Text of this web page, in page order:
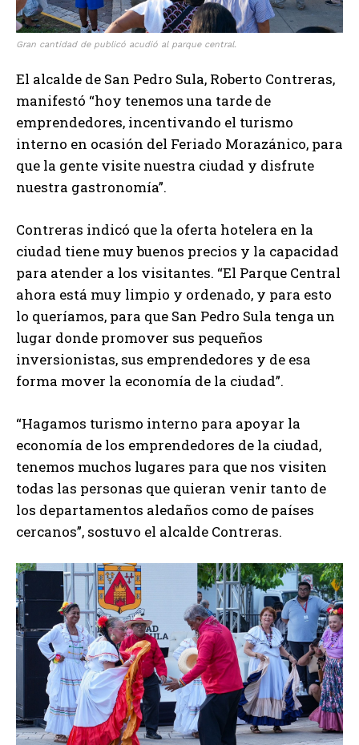
Gran cantidad de publicó acudió al parque central.
El alcalde de San Pedro Sula, Roberto Contreras,
manifestó “hoy tenemos una tarde de
emprendedores, incentivando el turismo
interno en ocasión del Feriado Morazánico, para
que la gente visite nuestra ciudad y disfrute
nuestra gastronomía”.
Contreras indicó que la oferta hotelera en la
ciudad tiene muy buenos precios y la capacidad
para atender a los visitantes. “El Parque Central
ahora está muy limpio y ordenado, y para esto
lo queríamos, para que San Pedro Sula tenga un
lugar donde promover sus pequeños
inversionistas, sus emprendedores y de esa
forma mover la economía de la ciudad”.
“Hagamos turismo interno para apoyar la
economía de los emprendedores de la ciudad,
tenemos muchos lugares para que nos visiten
todas las personas que quieran venir tanto de
los departamentos aledaños como de países
cercanos”, sostuvo el alcalde Contreras.